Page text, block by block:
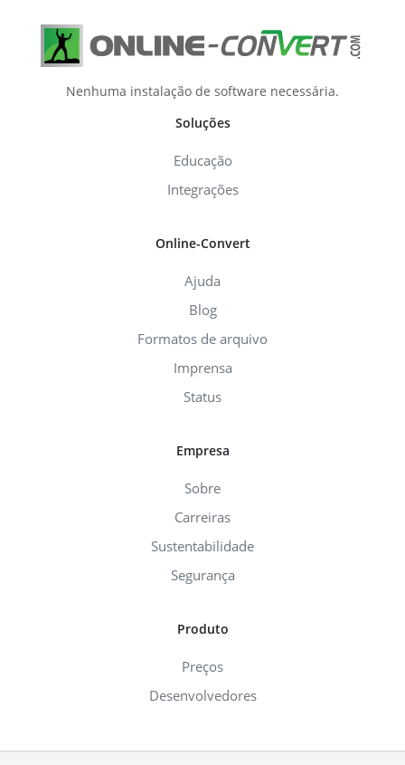
Nenhuma instalação de software necessária.
Soluções
Educação
Integrações
Online-Convert
Ajuda
Blog
Formatos de arquivo
Imprensa
Status
Empresa
Sobre
Carreiras
Sustentabilidade
Segurança
Produto
Preços
Desenvolvedores